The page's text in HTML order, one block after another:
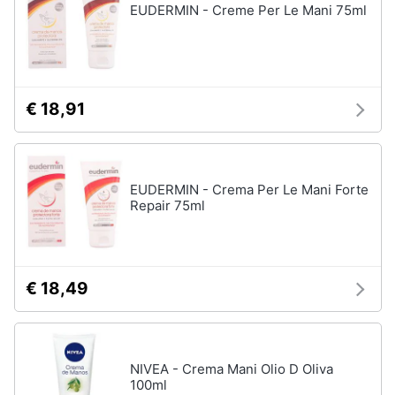
EUDERMIN - Creme Per Le Mani 75ml
€ 18,91
EUDERMIN - Crema Per Le Mani Forte
Repair 75ml
€ 18,49
NIVEA - Crema Mani Olio D Oliva
100ml